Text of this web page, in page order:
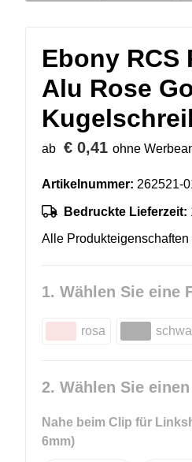
Ebony RCS
Alu Rose
ab € 0,41 ohne
Artikelnummer: 262521-
Bedruckte Lieferzeit:
Alle Produkteigenschaften
1. Wählen Sie eine
rosa
2. Wählen Sie
Nahe beim Clip für
6mm)